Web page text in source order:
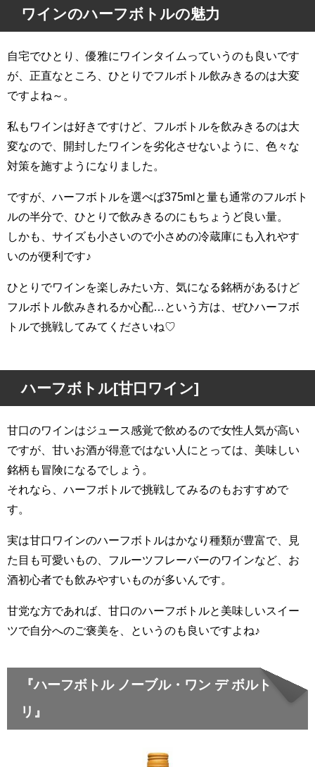
ワインのハーフボトルの魅力
自宅でひとり、優雅にワインタイムっていうのも良いです
が、正直なところ、ひとりでフルボトル飲みきるのは大変
ですよね～。
私もワインは好きですけど、フルボトルを飲みきるのは大
変なので、開封したワインを劣化させないように、色々な
対策を施すようになりました。
ですが、ハーフボトルを選べば375mlと量も通常のフルボト
ルの半分で、ひとりで飲みきるのにもちょうど良い量。
しかも、サイズも小さいので小さめの冷蔵庫にも入れやす
いのが便利です♪
ひとりでワインを楽しみたい方、気になる銘柄があるけど
フルボトル飲みきれるか心配…という方は、ぜひハーフボ
トルで挑戦してみてくださいね♡
ハーフボトル[甘口ワイン]
甘口のワインはジュース感覚で飲めるので女性人気が高い
ですが、甘いお酒が得意ではない人にとっては、美味しい
銘柄も冒険になるでしょう。
それなら、ハーフボトルで挑戦してみるのもおすすめで
す。
実は甘口ワインのハーフボトルはかなり種類が豊富で、見
た目も可愛いもの、フルーツフレーバーのワインなど、お
酒初心者でも飲みやすいものが多いんです。
甘党な方であれば、甘口のハーフボトルと美味しいスイー
ツで自分へのご褒美を、というのも良いですよね♪
『ハーフボトル ノーブル・ワン デ ボルト
リ』